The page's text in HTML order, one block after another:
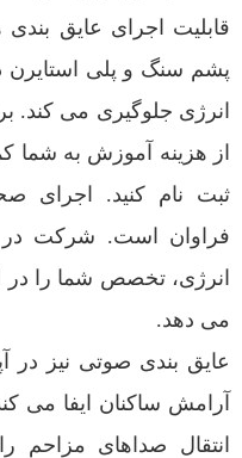
قابلیت اجرای عایق بندی
پشم سنگ و پلی استایرن
انرژی جلوگیری می کند.
از هزینه آموزش به شما
ثبت نام کنید. اجرای
فراوان است. شرکت در
انرژی، تخصص شما را در
می دهد.
عایق بندی صوتی نیز در
آرامش ساکنان ایفا می
انتقال صداهای